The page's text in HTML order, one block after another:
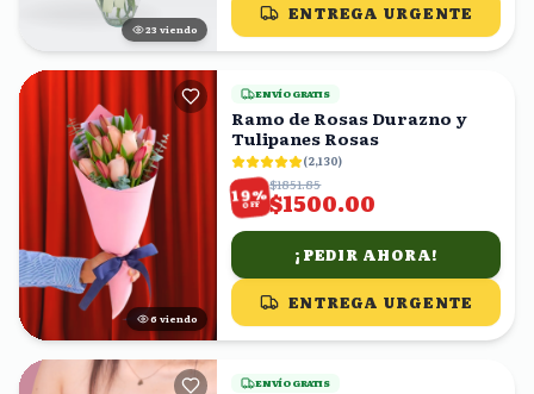
23 viendo
ENTREGA URGENTE
7 viendo
ENVÍO GRATIS
Ramo de Rosas Durazno y
Tulipanes Rosas
(2,130)
19%
OFF
$1851.85
$1500.00
¡PEDIR AHORA!
ENTREGA URGENTE
ENVÍO GRATIS